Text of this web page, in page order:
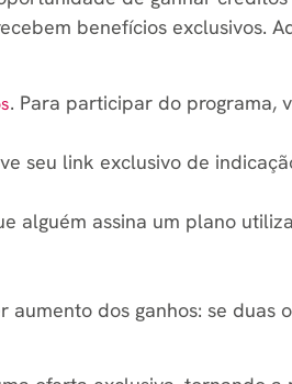
benefícios exclusivos.
. Para participar do programa,
seu link exclusivo de
alguém assina um plano
dos ganhos: se duas